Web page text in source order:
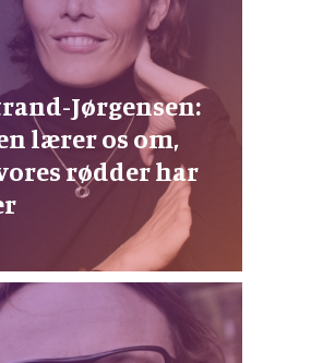
Jørgensen:
lærer os om,
rødder har